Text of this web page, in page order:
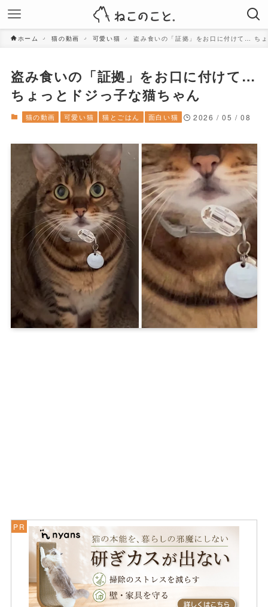
ホーム 猫の動画 可愛い猫 盗み食いの「証拠」をお口に付けて… ち
盗み食いの「証拠」をお口に付けて…
ちょっとドジっ子な猫ちゃん
猫の動画 可愛い猫 猫とごはん 面白い猫 2026 / 05 / 08